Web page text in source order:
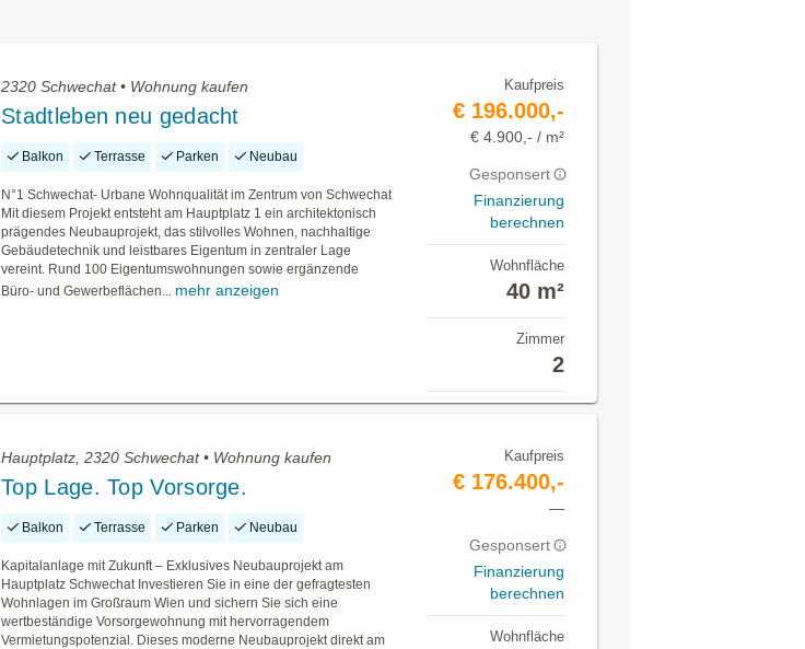
2320 Schwechat • Wohnung kaufen
Stadtleben neu gedacht
Balkon Terrasse Parken Neubau
N°1 Schwechat- Urbane Wohnqualität im Zentrum von Schwechat
Mit diesem Projekt entsteht am Hauptplatz 1 ein architektonisch
prägendes Neubauprojekt, das stilvolles Wohnen, nachhaltige
Gebäudetechnik und leistbares Eigentum in zentraler Lage
vereint. Rund 100 Eigentumswohnungen sowie ergänzende
Büro- und Gewerbeflächen... mehr anzeigen
Kaufpreis
€ 196.000,-
€ 4.900,- / m²
Gesponsert
Finanzierung
berechnen
Wohnfläche
40 m²
Zimmer
2
Hauptplatz, 2320 Schwechat • Wohnung kaufen
Top Lage. Top Vorsorge.
Balkon Terrasse Parken Neubau
Kapitalanlage mit Zukunft – Exklusives Neubauprojekt am
Hauptplatz Schwechat Investieren Sie in eine der gefragtesten
Wohnlagen im Großraum Wien und sichern Sie sich eine
wertbeständige Vorsorgewohnung mit hervorragendem
Vermietungspotenzial. Dieses moderne Neubauprojekt direkt am
Kaufpreis
€ 176.400,-
—
Gesponsert
Finanzierung
berechnen
Wohnfläche